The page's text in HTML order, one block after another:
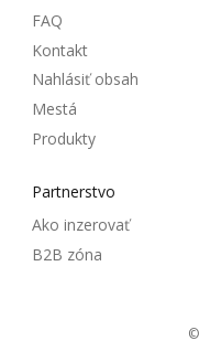
FAQ
Kontakt
Nahlásiť obsah
Mestá
Produkty
Partnerstvo
Ako inzerovať
B2B zóna